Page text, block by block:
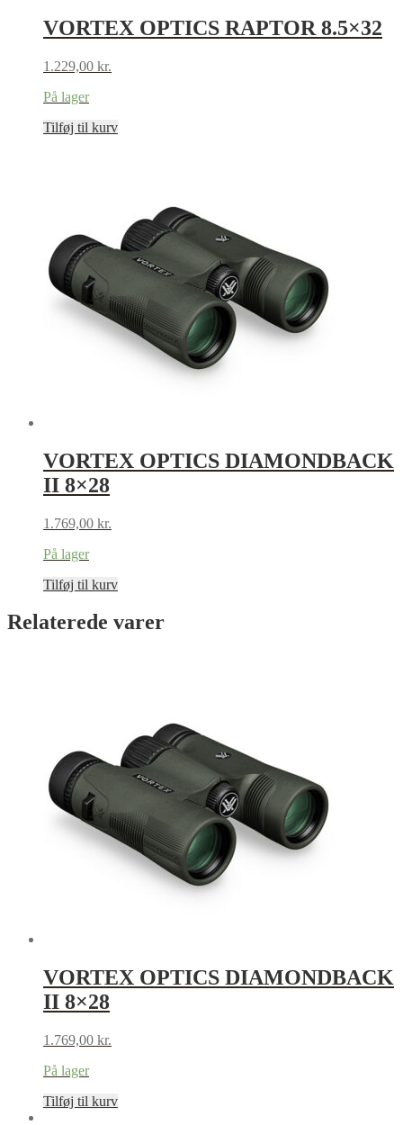
VORTEX OPTICS RAPTOR 8.5×32
1.229,00 kr.
På lager
Tilføj til kurv
VORTEX OPTICS DIAMONDBACK
II 8×28
1.769,00 kr.
På lager
Tilføj til kurv
Relaterede varer
VORTEX OPTICS DIAMONDBACK
II 8×28
1.769,00 kr.
På lager
Tilføj til kurv